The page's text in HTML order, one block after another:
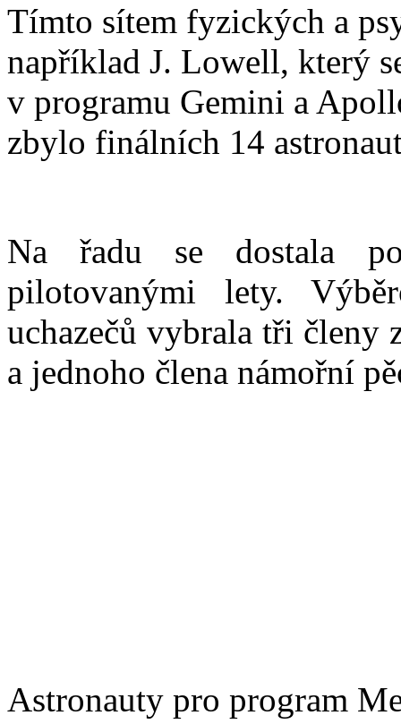
Tímto sítem fyzických a
například J. Lowell, který
v programu Gemini a
zbylo finálních 14
Na řadu se dostala
pilotovanými lety.
uchazečů vybrala tři členy
a jednoho člena námořní
Astronauty pro program